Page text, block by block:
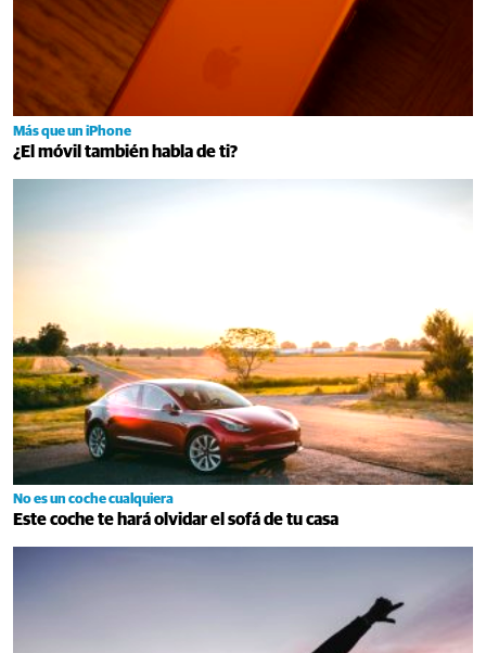
Más que un iPhone
¿El móvil también habla de ti?
No es un coche cualquiera
Este coche te hará olvidar el sofá de tu casa